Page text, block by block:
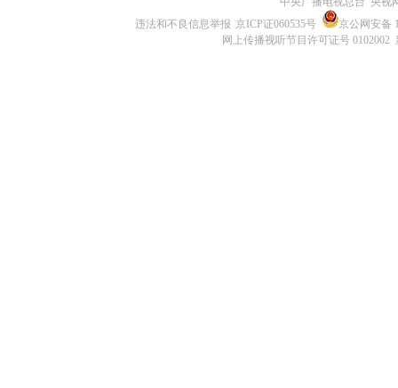
违法和不良信息举报 京ICP证060535号
京公网安备
网上传播视听节目许可证号 0102002